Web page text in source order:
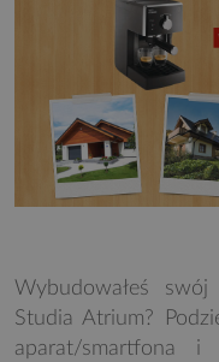
Wybudowałeś
Studia Atrium?
aparat/smartfona